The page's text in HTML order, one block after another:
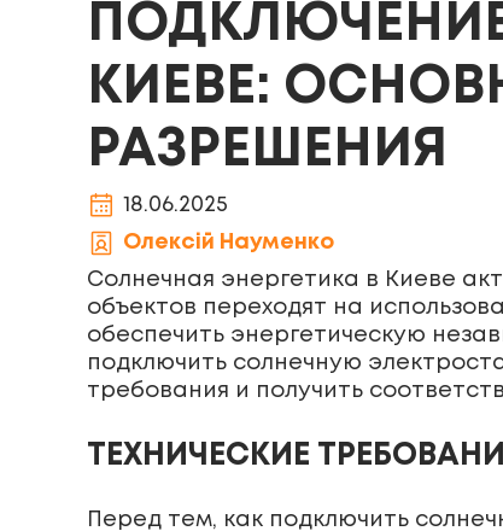
КИЕВЕ:
РАЗРЕШЕНИЯ
18.06.2025
Олексій Науменко
Солнечная энергетика в Киеве
объектов переходят на
обеспечить энергетическую
подключить солнечную
требования и получить
ТЕХНИЧЕСКИЕ
Перед тем, как подключить